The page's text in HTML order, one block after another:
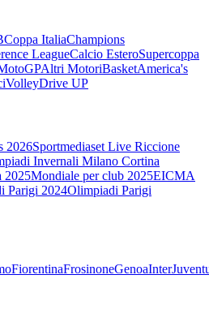
Coppa ItaliaChampions
LeagueCalcio EsteroSupercoppa
Altri MotoriBasketAmerica's
VolleyDrive UP
2026Sportmediaset Live Riccione
Invernali Milano Cortina
2025Mondiale per club 2025EICMA
Parigi 2024Olimpiadi Parigi
FiorentinaFrosinoneGenoaInter